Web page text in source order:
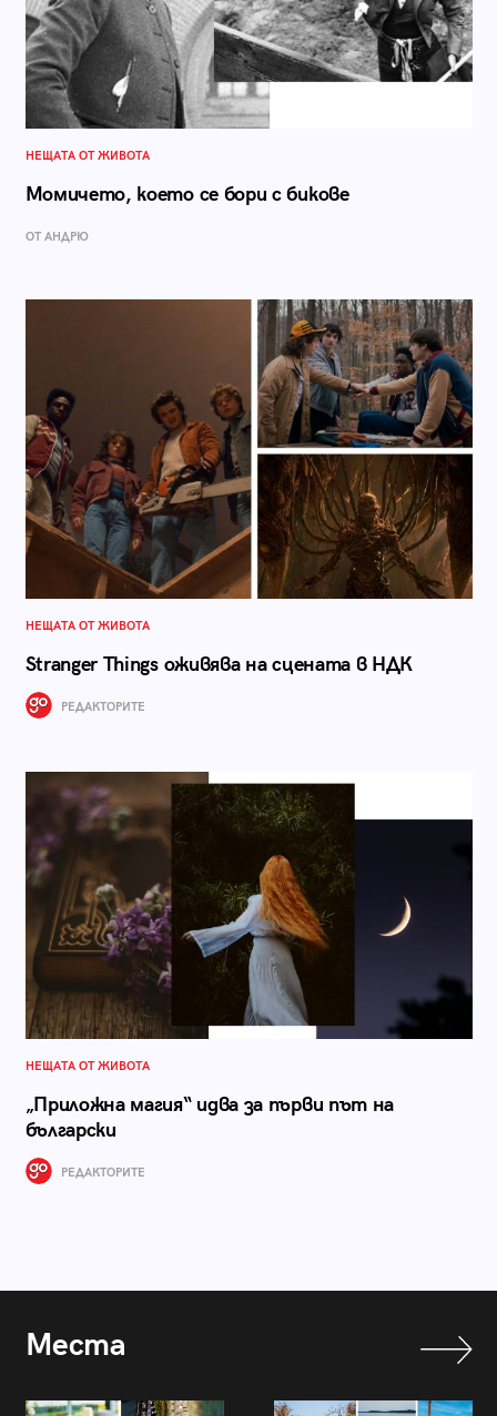
НЕЩАТА ОТ ЖИВОТА
Момичето, което се бори с бикове
ОТ АНДРЮ
НЕЩАТА ОТ ЖИВОТА
Stranger Things оживява на сцената в НДК
РЕДАКТОРИТЕ
НЕЩАТА ОТ ЖИВОТА
„Приложна магия“ идва за първи път на
български
РЕДАКТОРИТЕ
Места